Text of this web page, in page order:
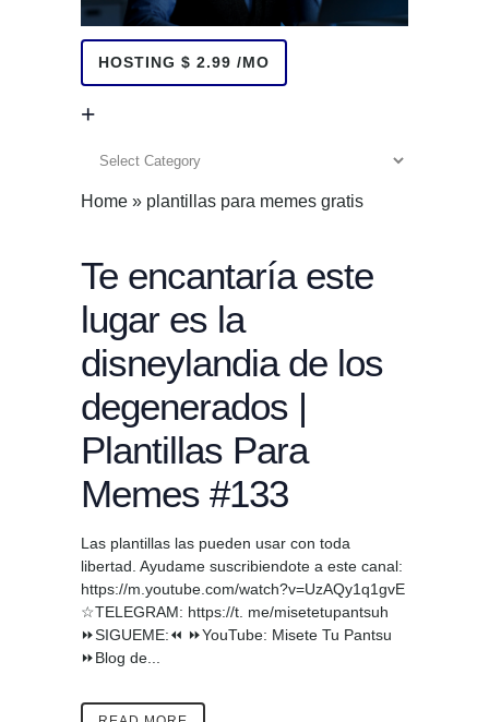
HOSTING $ 2.99 /MO
+
Home » plantillas para memes gratis
Te encantaría este
lugar es la
disneylandia de los
degenerados |
Plantillas Para
Memes #133
Las plantillas las pueden usar con toda
libertad. Ayudame suscribiendote a este canal:
https://m.youtube.com/watch?v=UzAQy1q1gvE
☆TELEGRAM: https://t. me/misetetupantsuh
⏩SIGUEME:⏪ ⏩YouTube: Misete Tu Pantsu
⏩Blog de...